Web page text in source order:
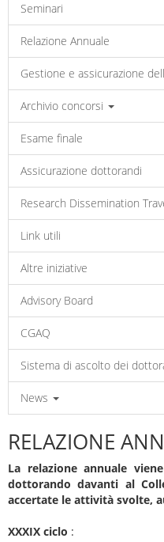
Seminari
Relazione Annuale
Gestione e assicurazione
Archivio concorsi
Esame finale
Assicurazione dottorandi
Research Dissemination
Link utili
Altre iniziative
Advisory Board
CGAQ
Sistema di ascolto dei
News
RELAZIONE
La relazione annuale
dottorando davanti al
accertate le attività svolte,
XXXIX ciclo :